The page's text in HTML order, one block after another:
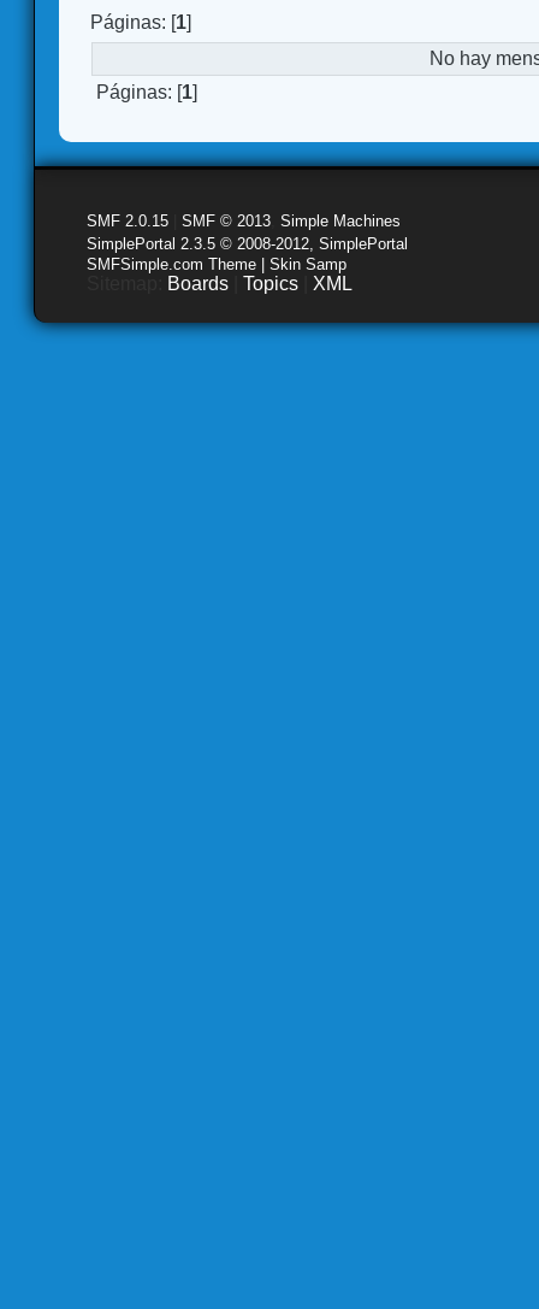
Páginas: [1]
No hay
Páginas: [1]
SMF 2.0.15 SMF © 2013 Simple Machines
SimplePortal 2.3.5 © 2008-2012, SimplePortal
SMFSimple.com Theme | Skin Samp
Boards Topics XML